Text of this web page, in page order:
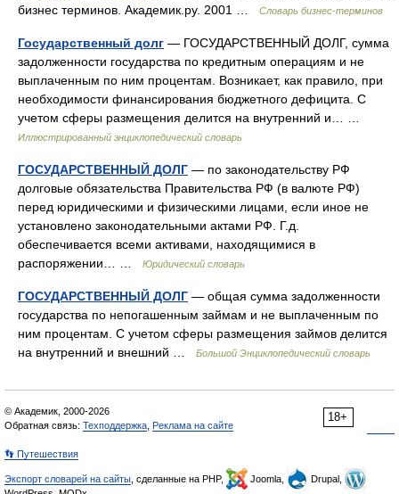
бизнес терминов. Академик.ру. 2001 …
Словарь бизнес-терминов
Государственный долг — ГОСУДАРСТВЕННЫЙ ДОЛГ, сумма
задолженности государства по кредитным операциям и не
выплаченным по ним процентам. Возникает, как правило, при
необходимости финансирования бюджетного дефицита. С
учетом сферы размещения делится на внутренний и… …
Иллюстрированный энциклопедический словарь
ГОСУДАРСТВЕННЫЙ ДОЛГ — по законодательству РФ
долговые обязательства Правительства РФ (в валюте РФ)
перед юридическими и физическими лицами, если иное не
установлено законодательными актами РФ. Г.д.
обеспечивается всеми активами, находящимися в
распоряжении… …
Юридический словарь
ГОСУДАРСТВЕННЫЙ ДОЛГ — общая сумма задолженности
государства по непогашенным займам и не выплаченным по
ним процентам. С учетом сферы размещения займов делится
на внутренний и внешний …
Большой Энциклопедический словарь
18+
© Академик, 2000-2026
Обратная связь: Техподдержка Реклама на сайте
👣 Путешествия
Экспорт словарей на сайты , сделанные на PHP, Joomla,
Drupal,